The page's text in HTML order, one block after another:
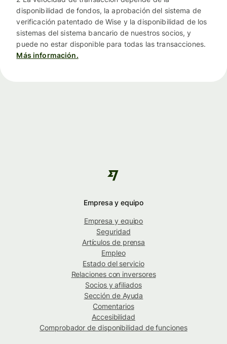
disponibilidad de fondos, la aprobación del sistema de
verificación patentado de Wise y la disponibilidad de los
sistemas del sistema bancario de nuestros socios, y
puede no estar disponible para todas las transacciones.
Más información.
Empresa y equipo
Empresa y equipo
Seguridad
Artículos de prensa
Empleo
Estado del servicio
Relaciones con inversores
Socios y afiliados
Sección de Ayuda
Comentarios
Accesibilidad
Comprobador de disponibilidad de funciones